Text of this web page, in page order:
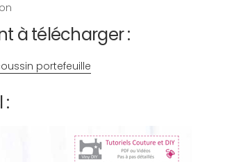
à télécharger :
portefeuille
: